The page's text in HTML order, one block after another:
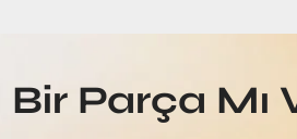
Bir Parça Mı